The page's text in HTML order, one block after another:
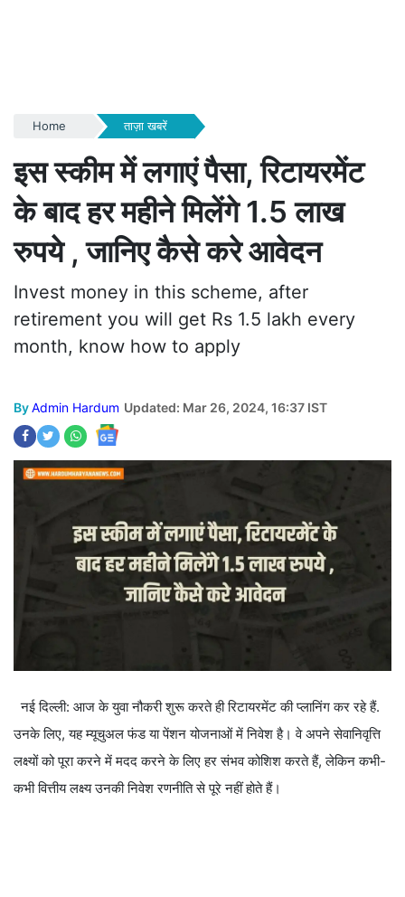
Home ताज़ा खबरें
इस स्कीम में लगाएं पैसा, रिटायरमेंट
के बाद हर महीने मिलेंगे 1.5 लाख
रुपये , जानिए कैसे करे आवेदन
Invest money in this scheme, after
retirement you will get Rs 1.5 lakh every
month, know how to apply
ByAdmin Hardum Updated: Mar 26, 2024, 16:37 IST
नई दिल्ली: आज के युवा नौकरी शुरू करते ही रिटायरमेंट की प्लानिंग कर रहे हैं.
उनके लिए, यह म्यूचुअल फंड या पेंशन योजनाओं में निवेश है। वे अपने सेवानिवृत्ति
लक्ष्यों को पूरा करने में मदद करने के लिए हर संभव कोशिश करते हैं, लेकिन कभी-
कभी वित्तीय लक्ष्य उनकी निवेश रणनीति से पूरे नहीं होते हैं।